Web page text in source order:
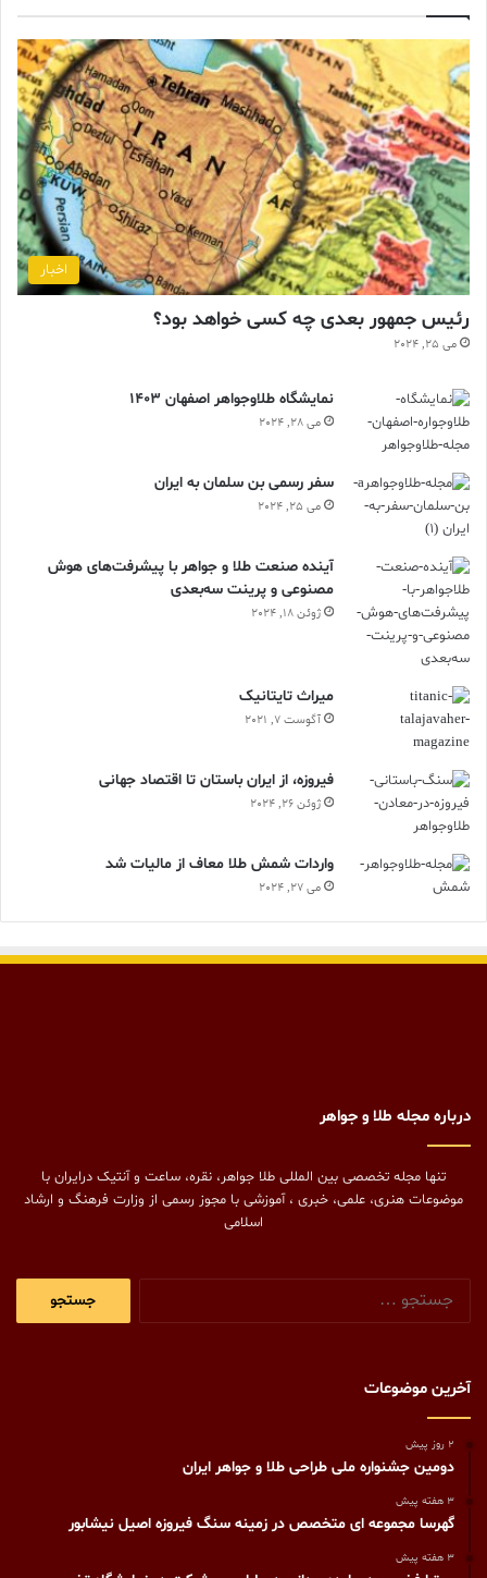
اخبار
رئیس جمهور بعدی چه کسی خواهد بود؟
می 25, 2024
نمایشگاه طلاوجواهر اصفهان 1403
می 28, 2024
سفر رسمی بن سلمان به ایران
می 25, 2024
آینده صنعت طلا و جواهر با پیشرفت‌های هوش
مصنوعی و پرینت سه‌بعدی
ژوئن 18, 2024
ميراث تايتانيک
آگوست 7, 2021
فیروزه، از ایران باستان تا اقتصاد جهانی
ژوئن 26, 2024
واردات شمش طلا معاف از مالیات شد
می 27, 2024
درباره مجله طلا و جواهر
تنها مجله تخصصی بین المللی طلا جواهر، نقره، ساعت و آنتیک درایران با
موضوعات هنری، علمی، خبری ، آموزشی با مجوز رسمی از وزارت فرهنگ و ارشاد
اسلامی
آخرین موضوعات
2 روز پیش
دومین جشنواره ملی طراحی طلا و جواهر ایران
3 هفته پیش
گهرسا مجموعه ای متخصص در زمینه سنگ فیروزه اصیل نیشابور
3 هفته پیش